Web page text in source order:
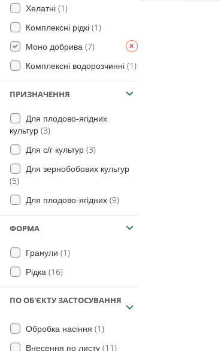
Морква (3)
Овочі(34)
Плоди(11)
Яблуня(3)
Нут (1)
Жито(1)
Кукурудза(3)
Хелатні (1)
Комплексні рідкі (1)
Моно добрива (7)
Комплексні водорозчинні (1)
ПРИЗНАЧЕННЯ
Для плодово-ягідних
культур (3)
Для с/г культур (3)
Для зернобобових культур
(5)
Для плодово-ягідних (9)
ФОРМА
Гранули (1)
Рідка (16)
ПО ОБ'ЄКТУ ЗАСТОСУВАННЯ
Обробка насіння (1)
Внесення по листу (11)